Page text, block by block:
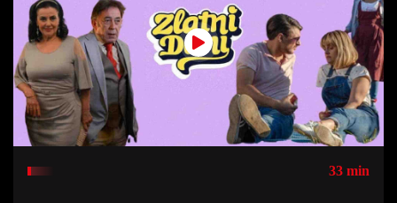
33 min